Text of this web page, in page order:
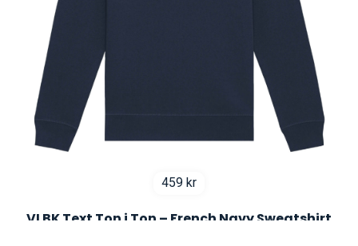
459 kr
VLBK Text Ton i Ton – French Navy Sweatshirt